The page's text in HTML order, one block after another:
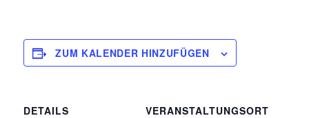
ZUM KALENDER HINZUFÜGEN
DETAILS
VERANSTALTUNGSORT